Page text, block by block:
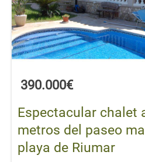
390.000€
Espectacular chalet
metros del paseo
playa de Riumar